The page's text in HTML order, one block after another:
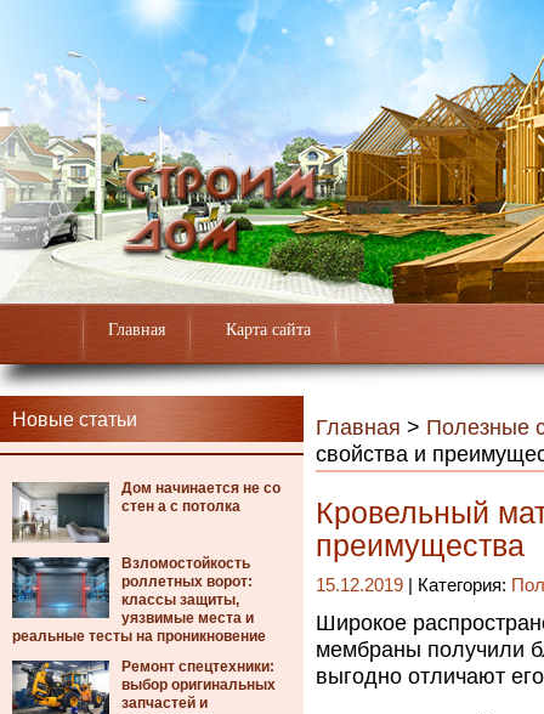
Главная Карта сайта
Новые статьи
Дом начинается не со
стен а с потолка
Взломостойкость
роллетных ворот:
классы защиты,
уязвимые места и
реальные тесты на проникновение
Ремонт спецтехники:
выбор оригинальных
запчастей и
Главная > Полезные
свойства и
Кровельный
преимущества
15.12.2019 | Категория:
Широкое
мембраны получили
выгодно отличают